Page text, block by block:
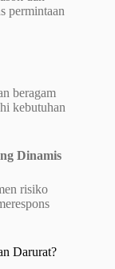
permintaan
beragam
kebutuhan
Dinamis
risiko
Darurat?